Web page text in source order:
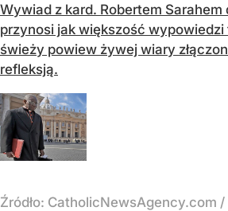
Wywiad z kard. Robertem Sarahem
przynosi jak większość
świeży powiew żywej wiary
refleksją.
Źródło: CatholicNewsAgency.com /